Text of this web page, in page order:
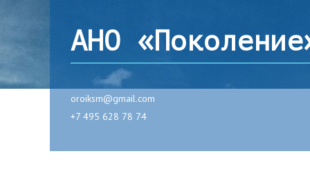
АНО
oroiksm@gmail.com
+7 495 628 78 74